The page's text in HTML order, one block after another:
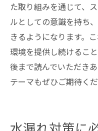
た取り組みを通じて、
ルとしての意識を持ち
きるようになります。
環境を提供し続けるこ
後まで読んでいただき
テーマもぜひご期待くだ